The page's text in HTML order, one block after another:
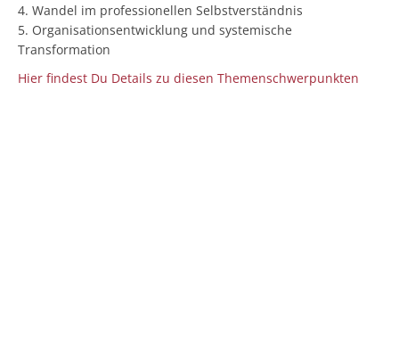
4. Wandel im professionellen Selbstverständnis
5. Organisationsentwicklung und systemische
Transformation
Hier findest Du Details zu diesen Themenschwerpunkten